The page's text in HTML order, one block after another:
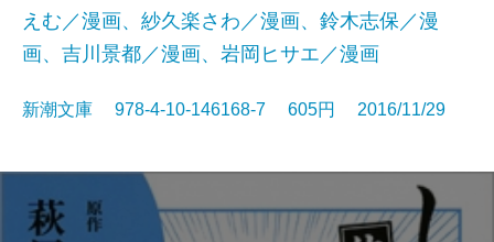
えむ／漫画、紗久楽さわ／漫画、鈴木志保／漫
画、吉川景都／漫画、岩岡ヒサエ／漫画
新潮文庫 978-4-10-146168-7 605円 2016/11/29